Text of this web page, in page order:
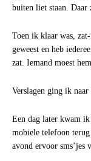
buiten liet staan.
Toen ik klaar was,
geweest en heb
zat. Iemand moest
Verslagen ging ik
Een dag later kwam
mobiele telefoon
avond ervoor